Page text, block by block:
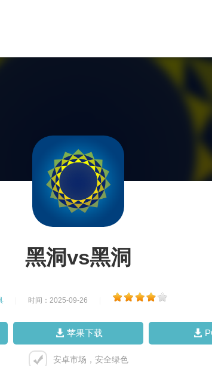
黑洞vs黑洞
时间：2025-09-26
苹果下载
安卓市场，安全绿色